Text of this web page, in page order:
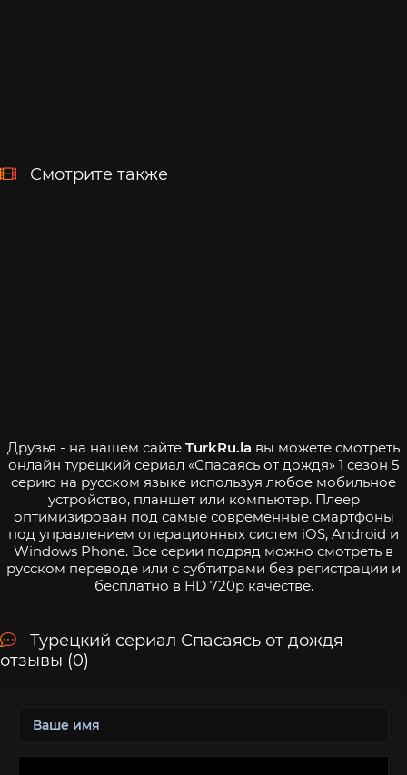
Смотрите также
Друзья - на нашем сайте TurkRu.la вы можете смотреть
онлайн турецкий сериал «Спасаясь от дождя» 1 сезон 5
серию на русском языке используя любое мобильное
устройство, планшет или компьютер. Плеер
оптимизирован под самые современные смартфоны
под управлением операционных систем iOS, Android и
Windows Phone. Все серии подряд можно смотреть в
русском переводе или с субтитрами без регистрации и
бесплатно в HD 720p качестве.
Турецкий сериал Спасаясь от дождя
отзывы (0)